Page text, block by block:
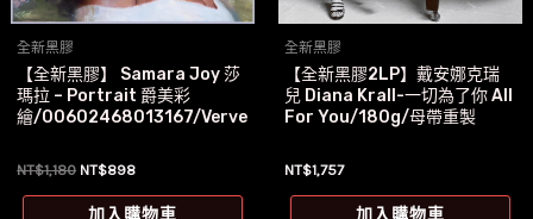
全新黑膠
【全新黑膠】 Samara Joy 莎
瑪拉 – Portrait 爵美彩
繪/00602468013167/Verve
NT$1,180 原
價
NT$898目
價
全新黑膠
【全新黑膠2LP】戴安娜克瑞
兒 Diana Krall-一切為了你 All
For You/180g/母帶重製
NT$1,757